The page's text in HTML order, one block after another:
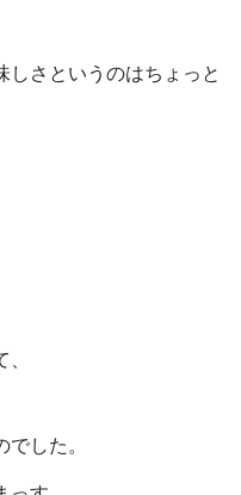
しさというのはちょっと
した。